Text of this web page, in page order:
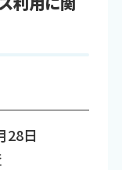
28日